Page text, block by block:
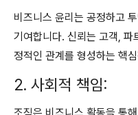
비즈니스 윤리는 공정하고
기여합니다. 신뢰는 고객, 파
정적인 관계를 형성하는 핵
2. 사회적 책임: